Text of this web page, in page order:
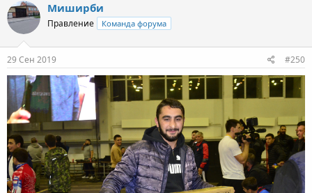
Миширби
Правление Команда форума
29 Сен 2019 #250